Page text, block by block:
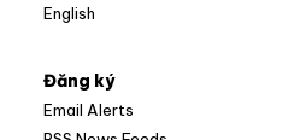
English
Đăng ký
Email Alerts